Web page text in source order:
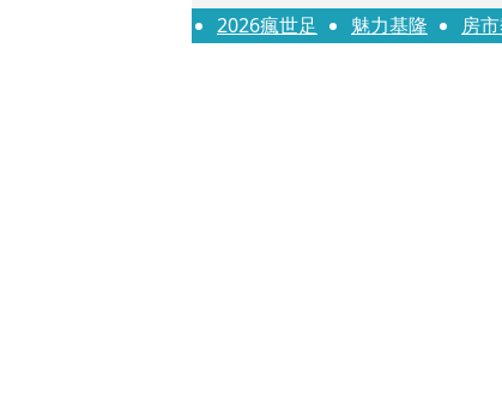
快訊
前時力黨魁表態「反對
2026瘋世足 魅力基隆 房